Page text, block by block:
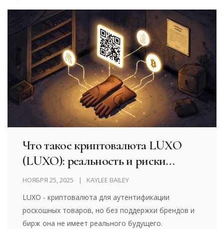
Что такое криптовалюта LUXO
(LUXO): реальность и риски
аутентификации роскоши на
блокчейне
НОЯБРЯ 25, 2025 KAYLEE BAILEY
LUXO - криптовалюта для аутентификации
роскошных товаров, но без поддержки брендов и
бирж она не имеет реального будущего.